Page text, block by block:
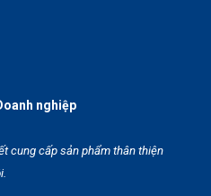
nghiệp
cung cấp sản phẩm thân thiện